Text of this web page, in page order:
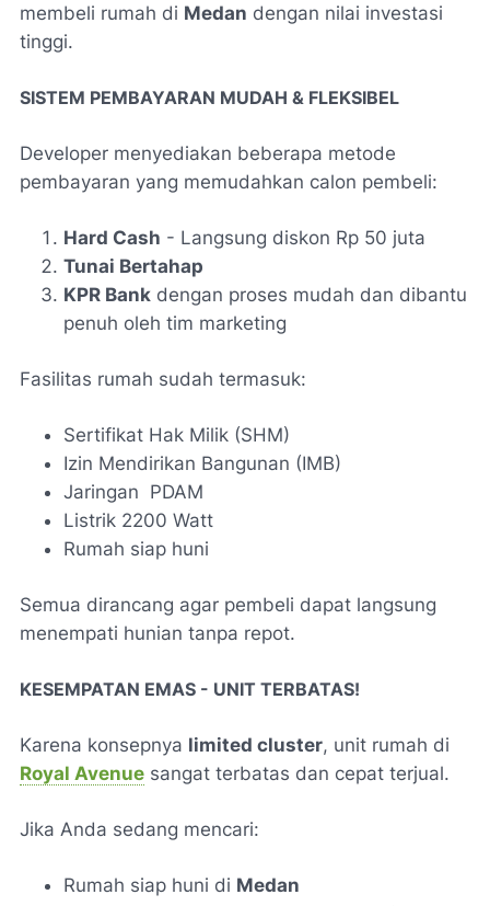
membeli rumah di Medan dengan nilai investasi
tinggi.
SISTEM PEMBAYARAN MUDAH & FLEKSIBEL
Developer menyediakan beberapa metode
pembayaran yang memudahkan calon pembeli:
Hard Cash - Langsung diskon Rp 50 juta
Tunai Bertahap
KPR Bank dengan proses mudah dan dibantu
penuh oleh tim marketing
Fasilitas rumah sudah termasuk:
Sertifikat Hak Milik (SHM)
Izin Mendirikan Bangunan (IMB)
Jaringan PDAM
Listrik 2200 Watt
Rumah siap huni
Semua dirancang agar pembeli dapat langsung
menempati hunian tanpa repot.
KESEMPATAN EMAS - UNIT TERBATAS!
Karena konsepnya limited cluster, unit rumah di
Royal Avenue sangat terbatas dan cepat terjual.
Jika Anda sedang mencari:
Rumah siap huni di Medan